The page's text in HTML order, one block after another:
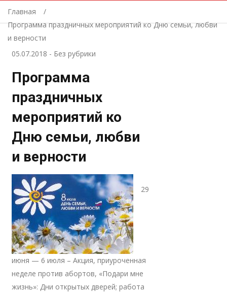
Главная
Программа праздничных мероприятий ко Дню семьи, любви
и верности
05.07.2018 - Без рубрики
Программа
праздничных
мероприятий ко
Дню семьи, любви
и верности
29
июня — 6 июля – Акция, приуроченная
неделе против абортов, «Подари мне
жизнь»: Дни открытых дверей; работа